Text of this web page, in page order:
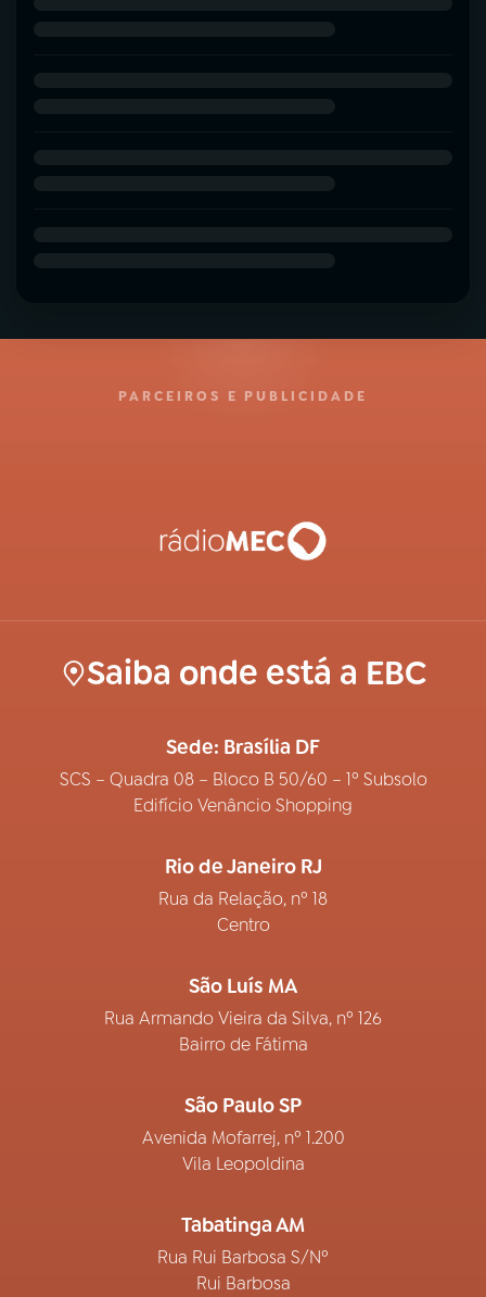
PARCEIROS E PUBLICIDADE
Saiba onde está a EBC
Sede: Brasília DF
SCS – Quadra 08 – Bloco B 50/60 – 1º Subsolo
Edifício Venâncio Shopping
Rio de Janeiro RJ
Rua da Relação, nº 18
Centro
São Luís MA
Rua Armando Vieira da Silva, nº 126
Bairro de Fátima
São Paulo SP
Avenida Mofarrej, nº 1.200
Vila Leopoldina
Tabatinga AM
Rua Rui Barbosa S/Nº
Rui Barbosa